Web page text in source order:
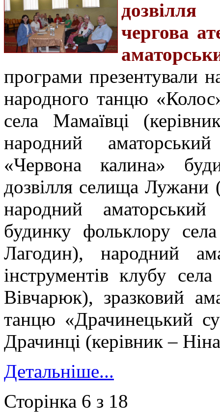
чергова
програми презентували
народного танцю
села Мамаївці
народний
«Червона калина»
дозвілля селища Лужани
народний
будинку фольклору
Лагодин), народний
інструментів клубу
Вівчарюк), зразковий
танцю «Драчинецький
Драчинці (керівник –
Детальніше...
Сторінка 6 з 18